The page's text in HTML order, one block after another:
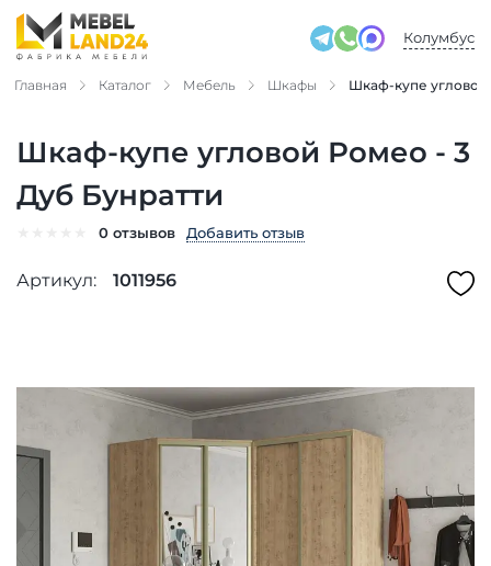
Колумбус
Главная Каталог Мебель Шкафы Шкаф-купе
Шкаф-купе угловой Ромео - 3
Дуб Бунратти
0 отзывов Добавить отзыв
Артикул: 1011956